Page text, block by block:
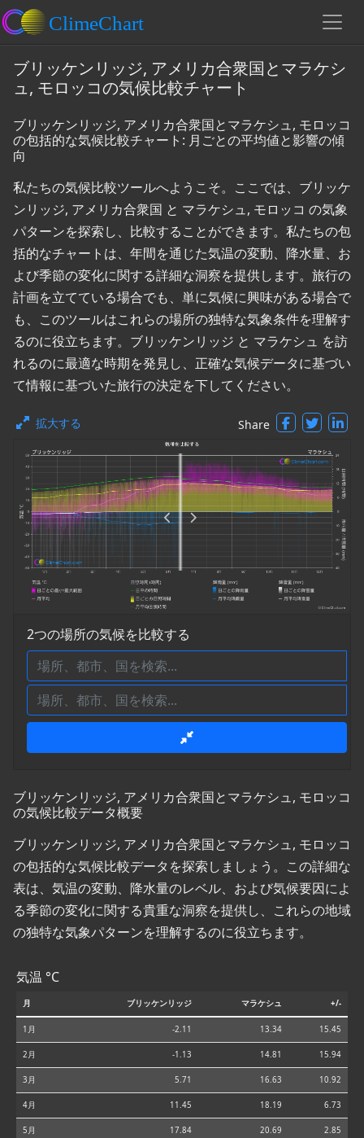
ブリッケンリッジ, アメリカ合衆国とマラケシ
ュ, モロッコの気候比較チャート
ブリッケンリッジ, アメリカ合衆国とマラケシュ, モロッコ
の包括的な気候比較チャート: 月ごとの平均値と影響の傾
向
私たちの気候比較ツールへようこそ。ここでは、ブリッケ
ンリッジ, アメリカ合衆国 と マラケシュ, モロッコ の気象
パターンを探索し、比較することができます。私たちの包
括的なチャートは、年間を通じた気温の変動、降水量、お
よび季節の変化に関する詳細な洞察を提供します。旅行の
計画を立てている場合でも、単に気候に興味がある場合で
も、このツールはこれらの場所の独特な気象条件を理解す
るのに役立ちます。ブリッケンリッジ と マラケシュ を訪
れるのに最適な時期を発見し、正確な気候データに基づい
て情報に基づいた旅行の決定を下してください。
拡大する Share
2つの場所の気候を比較する
ブリッケンリッジ, アメリカ合衆国とマラケシュ, モロッコ
の気候比較データ概要
ブリッケンリッジ, アメリカ合衆国とマラケシュ, モロッコ
の包括的な気候比較データを探索しましょう。この詳細な
表は、気温の変動、降水量のレベル、および気候要因によ
る季節の変化に関する貴重な洞察を提供し、これらの地域
の独特な気象パターンを理解するのに役立ちます。
気温 °C
月 ブリッケンリッジ マラケシュ +/-
1月 -2.11 13.34 15.45
2月 -1.13 14.81 15.94
3月 5.71 16.63 10.92
4月 11.45 18.19 6.73
5月 17.84 20.69 2.85